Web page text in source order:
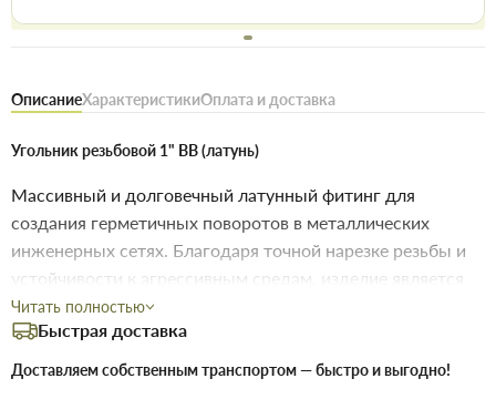
ОписаниеХарактеристикиОплата и доставка
Угольник резьбовой 1" ВВ (латунь)
Массивный и долговечный латунный фитинг для
создания герметичных поворотов в металлических
инженерных сетях. Благодаря точной нарезке резьбы и
устойчивости к агрессивным средам, изделие является
идеальным выбором для профессиональных систем
водоснабжения и теплоснабжения.
Ключевые параметры:
Читать полностью
Быстрая доставка
Доставляем собственным транспортом — быстро и выгодно!